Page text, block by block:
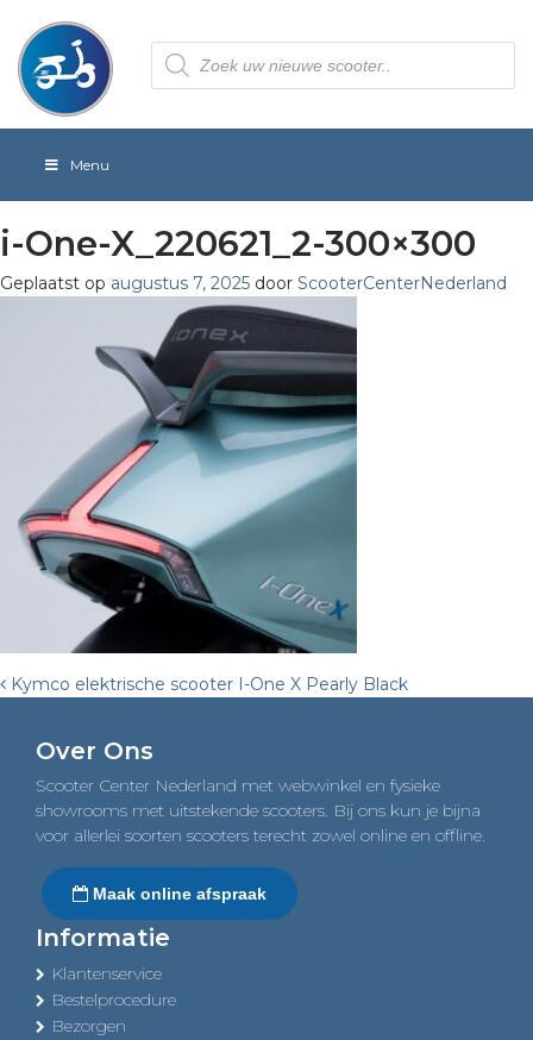
Producten
zoeken
Menu
i-One-X_220621_2-300×300
Geplaatst op augustus 7, 2025 door ScooterCenterNederland
Post
navigation
Kymco elektrische scooter I-One X Pearly Black
Over Ons
Scooter Center Nederland met webwinkel en fysieke
showrooms met uitstekende scooters. Bij ons kun je bijna
voor allerlei soorten scooters terecht zowel online en offline.
Maak online afspraak
Informatie
Klantenservice
Bestelprocedure
Bezorgen